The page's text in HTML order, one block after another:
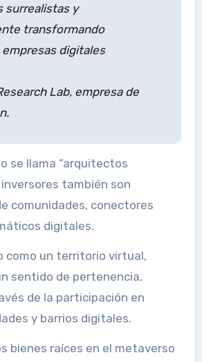
surrealistas y
transformando
digitales
Lab, empresa de
se llama “arquitectos
inversores también son
comunidades, conectores
digitales.
como un territorio virtual,
sentido de pertenencia,
de la participación en
y barrios digitales.
bienes raíces en el metaverso